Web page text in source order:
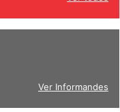
Ver Informandes